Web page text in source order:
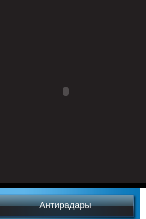
Антирадары